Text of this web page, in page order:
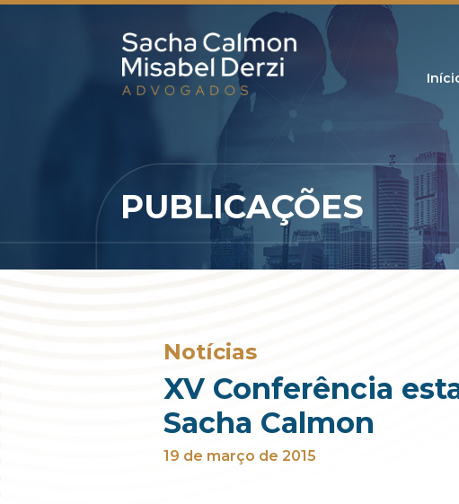
PUBLICAÇÕES
Notícias
XV Conferência
Sacha Calmon
19 de março de 2015